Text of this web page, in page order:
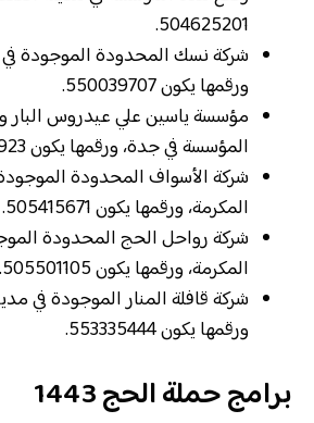
504625201.
شركة نسك المحدودة الموجودة في
ورقمها يكون 550039707.
مؤسسة ياسين علي عيدروس البار
المؤسسة في جدة، ورقمها يكون 556023923.
شركة الأسواف المحدودة
المكرمة، ورقمها يكون 505415671.
شركة رواحل الحج المحدودة
المكرمة، ورقمها يكون 505501105.
شركة قافلة المنار الموجودة في
ورقمها يكون 553335444.
برامج حملة الحج 1443